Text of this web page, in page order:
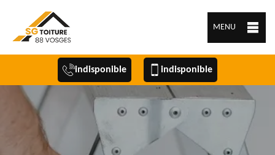
MENU
indisponible indisponible